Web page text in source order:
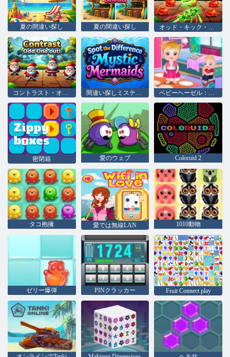
夏の間違い探し 夏の間違い探し オッド・キック・アウト・クイック
コントラスト・オッド・ワン・アウト！ 間違い探しミスティック・マーメイド ベビーヘーゼル：幼稚園での一日
密閉箱 愛のウェブ Coloruid 2
タコ抱擁 愛では無線LAN 1010動物
ゼリー爆弾 PINクラッカー Fruit Connect play